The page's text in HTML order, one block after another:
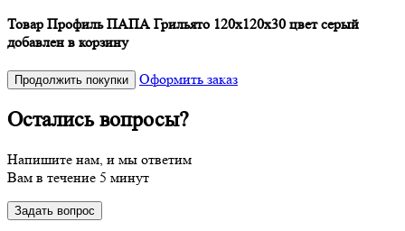
Товар Профиль ПАПА Грильято 120х120х30 цвет серый
добавлен в корзину
Продолжить покупки Оформить заказ
Остались вопросы?
Напишите нам, и мы ответим
Вам в течение 5 минут
Задать вопрос